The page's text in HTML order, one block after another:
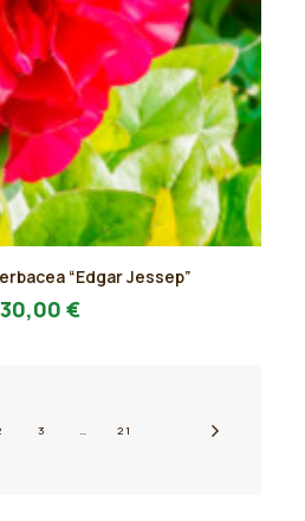
“Edgar Jessep”
30,00 €
3 … 21